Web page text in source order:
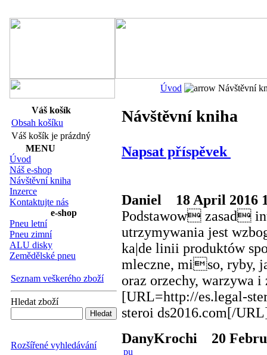
Úvod Návštěvní
Váš košík
Obsah košíku
Váš košík je prázdný
MENU
Úvod
Náš e-shop
Návštěvní kniha
Inzerce
Kontaktujte nás
e-shop
Pneu letní
Pneu zimní
ALU disky
Zemědělské pneu
Seznam veškerého zboží
Hledat zboží
Rozšířené vyhledávání
Návštěvní kniha
Napsat příspěvek
Daniel
18 April 2016
Podstawow zasad
utrzymywania jest
ka|de linii produktów
mleczne, miso, ryby,
oraz orzechy, warzywa
[URL=http://es.legal-
steroi ds2016.com[/
DanyKrochi
20